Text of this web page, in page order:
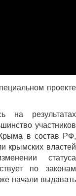
проекте
на результатах
участников
в состав РФ,
крымских властей
статуса
по законам
начали выдавать